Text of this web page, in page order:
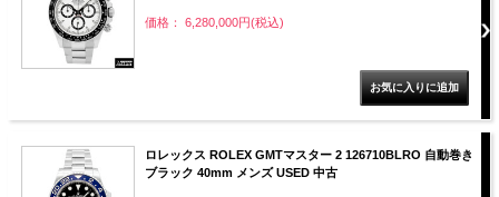
価格： 6,280,000円(税込)
ロレックス ROLEX GMTマスター 2 126710BLRO 自動巻き
ブラック 40mm メンズ USED 中古